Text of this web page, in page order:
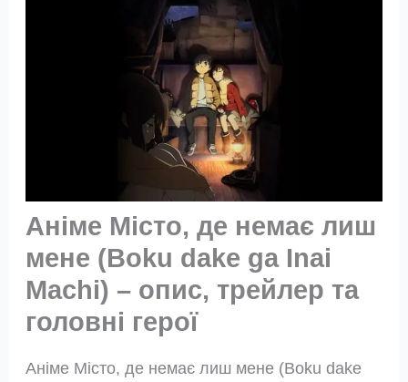
Аніме Місто, де немає лиш
мене (Boku dake ga Inai
Machi) – опис, трейлер та
головні герої
Аніме Місто, де немає лиш мене (Boku dake